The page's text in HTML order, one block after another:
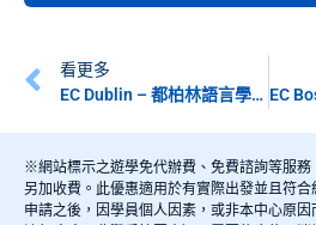
看更多
EC Dublin – 都柏林語言學校－愛爾蘭遊學
※網站標示之遊學免代辦費、免費諮詢等服
另加收費。此優惠適用於有實際出發並且符
申請之後，因學員個人因素，或非本中心原